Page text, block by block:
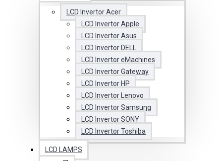
LCD Invertor Acer
LCD Invertor Apple
LCD Invertor Asus
LCD Invertor DELL
LCD Invertor eMachines
LCD Invertor Gateway
LCD Invertor HP
LCD Invertor Lenovo
LCD Invertor Samsung
LCD Invertor SONY
LCD Invertor Toshiba
LCD LAMPS